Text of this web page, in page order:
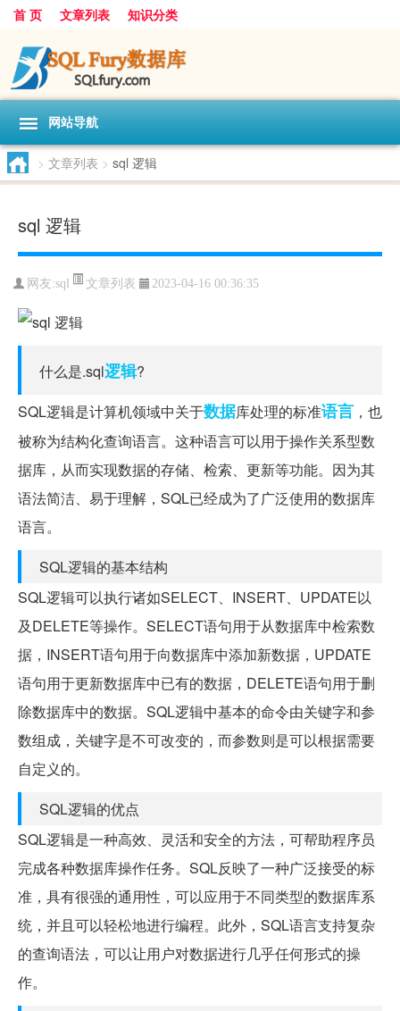
首 页 文章列表 知识分类
网站导航
> 文章列表 > sql 逻辑
sql 逻辑
网友:sql 文章列表 2023-04-16 00:36:35
什么是.sql逻辑?
SQL逻辑是计算机领域中关于数据库处理的标准语言 ，也
被称为结构化查询语言。这种语言可以用于操作关系型数
据库，从而实现数据的存储、检索、更新等功能。因为其
语法简洁、易于理解，SQL已经成为了广泛使用的数据库
语言。
SQL逻辑的基本结构
SQL逻辑可以执行诸如SELECT、INSERT、UPDATE以
及DELETE等操作。SELECT语句用于从数据库中检索数
据，INSERT语句用于向数据库中添加新数据，UPDATE
语句用于更新数据库中已有的数据，DELETE语句用于删
除数据库中的数据。SQL逻辑中基本的命令由关键字和参
数组成，关键字是不可改变的，而参数则是可以根据需要
自定义的。
SQL逻辑的优点
SQL逻辑是一种高效、灵活和安全的方法，可帮助程序员
完成各种数据库操作任务。SQL反映了一种广泛接受的标
准，具有很强的通用性，可以应用于不同类型的数据库系
统，并且可以轻松地进行编程。此外，SQL语言支持复杂
的查询语法，可以让用户对数据进行几乎任何形式的操
作。